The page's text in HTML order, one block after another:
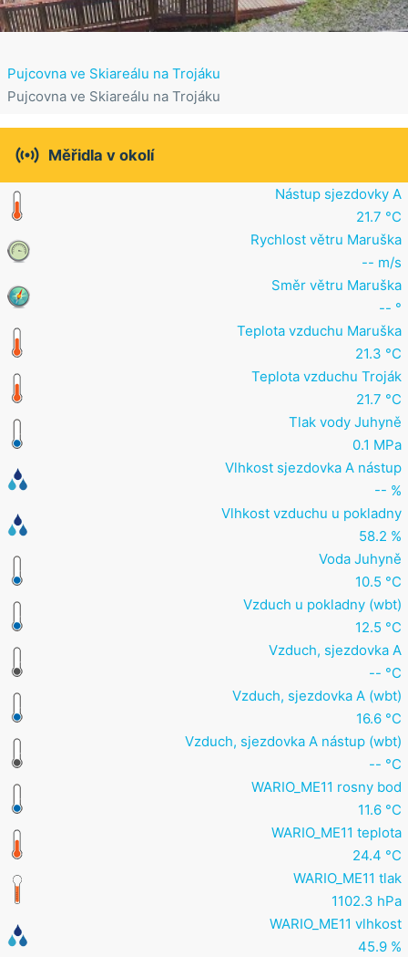
Pujcovna ve Skiareálu na Trojáku
Pujcovna ve Skiareálu na Trojáku
 Měřidla v okolí
Nástup sjezdovky A
21.7 °C
Rychlost větru Maruška
-- m/s
Směr větru Maruška
-- °
Teplota vzduchu Maruška
21.3 °C
Teplota vzduchu Troják
21.7 °C
Tlak vody Juhyně
0.1 MPa
Vlhkost sjezdovka A nástup
-- %
Vlhkost vzduchu u pokladny
58.2 %
Voda Juhyně
10.5 °C
Vzduch u pokladny (wbt)
12.5 °C
Vzduch, sjezdovka A
-- °C
Vzduch, sjezdovka A (wbt)
16.6 °C
Vzduch, sjezdovka A nástup (wbt)
-- °C
WARIO_ME11 rosny bod
11.6 °C
WARIO_ME11 teplota
24.4 °C
WARIO_ME11 tlak
1102.3 hPa
WARIO_ME11 vlhkost
45.9 %